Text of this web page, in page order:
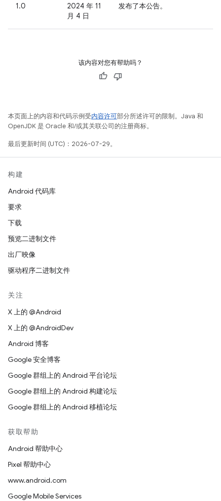
1.0
2024 年 11
月 4 日
发布了本公告。
该内容对您有帮助吗？
本页面上的内容和代码示例受内容许可部分所述许可的限制。Java 和
OpenJDK 是 Oracle 和/或其关联公司的注册商标。
最后更新时间 (UTC)：2026-07-29。
构建
Android 代码库
要求
下载
预览二进制文件
出厂映像
驱动程序二进制文件
关注
X 上的 @Android
X 上的 @AndroidDev
Android 博客
Google 安全博客
Google 群组上的 Android 平台论坛
Google 群组上的 Android 构建论坛
Google 群组上的 Android 移植论坛
获取帮助
Android 帮助中心
Pixel 帮助中心
www.android.com
Google Mobile Services